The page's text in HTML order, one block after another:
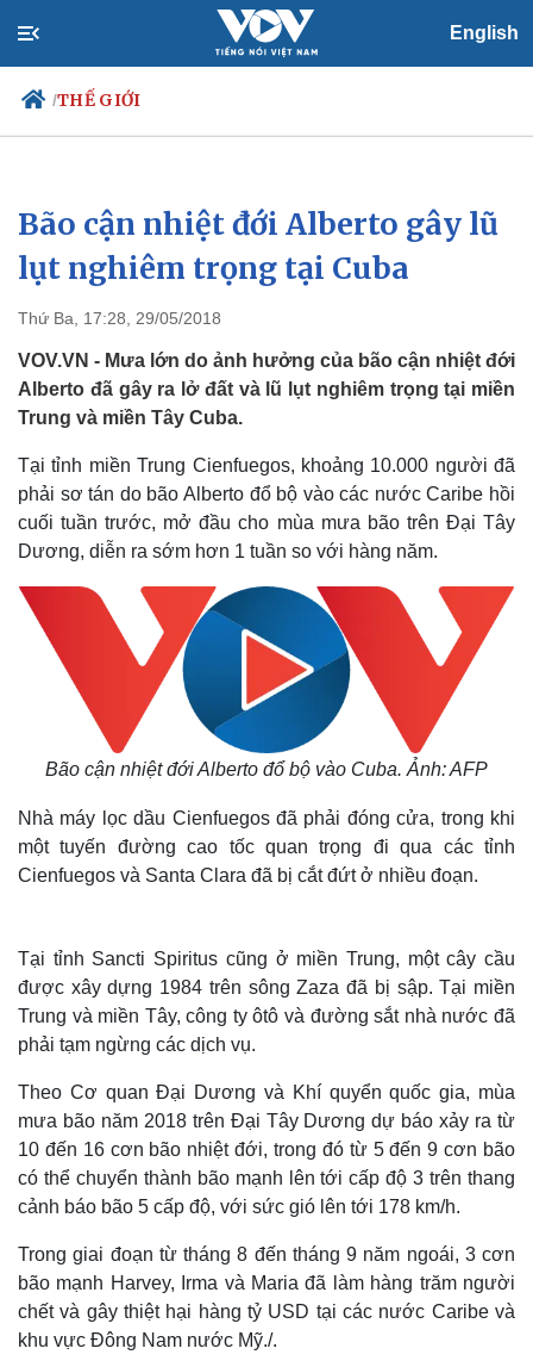
English
/THẾ GIỚI
Chính trị
Đảng
Tổ chức nhân sự
Nhận diện sự thật
Xã hội
Tin 24h
Dự báo thời tiết
Việc làm
Biển đảo
Bão cận nhiệt đới Alberto gây lũ
lụt nghiêm trọng tại Cuba
Thứ Ba, 17:28, 29/05/2018
VOV.VN - Mưa lớn do ảnh hưởng của bão cận nhiệt đới
Alberto đã gây ra lở đất và lũ lụt nghiêm trọng tại miền
Trung và miền Tây Cuba.
Tại tỉnh miền Trung Cienfuegos, khoảng 10.000 người đã
phải sơ tán do bão Alberto đổ bộ vào các nước Caribe hồi
cuối tuần trước, mở đầu cho mùa mưa bão trên Đại Tây
Dương, diễn ra sớm hơn 1 tuần so với hàng năm.
Bão cận nhiệt đới Alberto đổ bộ vào Cuba. Ảnh: AFP
Nhà máy lọc dầu Cienfuegos đã phải đóng cửa, trong khi
một tuyến đường cao tốc quan trọng đi qua các tỉnh
Cienfuegos và Santa Clara đã bị cắt đứt ở nhiều đoạn.
Tại tỉnh Sancti Spiritus cũng ở miền Trung, một cây cầu
được xây dựng 1984 trên sông Zaza đã bị sập. Tại miền
Trung và miền Tây, công ty ôtô và đường sắt nhà nước đã
phải tạm ngừng các dịch vụ.
Theo Cơ quan Đại Dương và Khí quyển quốc gia, mùa
mưa bão năm 2018 trên Đại Tây Dương dự báo xảy ra từ
10 đến 16 cơn bão nhiệt đới, trong đó từ 5 đến 9 cơn bão
có thể chuyển thành bão mạnh lên tới cấp độ 3 trên thang
cảnh báo bão 5 cấp độ, với sức gió lên tới 178 km/h.
Trong giai đoạn từ tháng 8 đến tháng 9 năm ngoái, 3 cơn
bão mạnh Harvey, Irma và Maria đã làm hàng trăm người
chết và gây thiệt hại hàng tỷ USD tại các nước Caribe và
khu vực Đông Nam nước Mỹ./.